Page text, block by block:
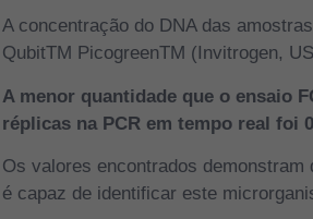
A concentração do DNA das
QubitTM PicogreenTM (Invitrogen,
A menor quantidade que o ensaio
réplicas na PCR em tempo real foi
Os valores encontrados demonstram
é capaz de identificar este